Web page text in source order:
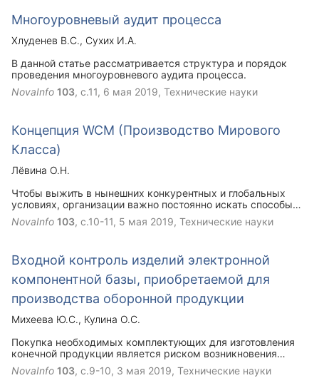
Многоуровневый аудит процесса
Хлуденев В.С.
Сухих И.А.
В данной статье рассматривается структура и порядок
проведения многоуровневого аудита процесса.
NovaInfo 103, с.11, 6 мая 2019, Технические науки
Концепция WCM (Производство Мирового
Класса)
Лёвина О.Н.
Чтобы выжить в нынешних конкурентных и глобальных
условиях, организации важно постоянно искать способы
повышения эффективности и производительности. Очень
важно иметь производственную практику, которая
ориентированный подход, в котором различные методы и
философия используются в той или иной комбинации.
NovaInfo 103, с.10-11, 5 мая 2019, Технические науки
Входной контроль изделий электронной
компонентной базы, приобретаемой для
производства оборонной продукции
Михеева Ю.С.
Кулина О.С.
Покупка необходимых комплектующих для изготовления
конечной продукции является риском возникновения
брака (дефекта) в производстве. Поэтому возникает
необходимость технического контроля, так называемого
NovaInfo 103, с.9-10, 3 мая 2019, Технические науки